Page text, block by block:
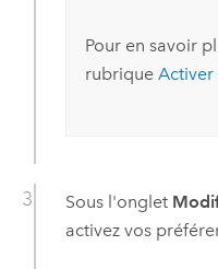
Pour en savoir
rubrique Activer
Sous l'onglet
activez vos